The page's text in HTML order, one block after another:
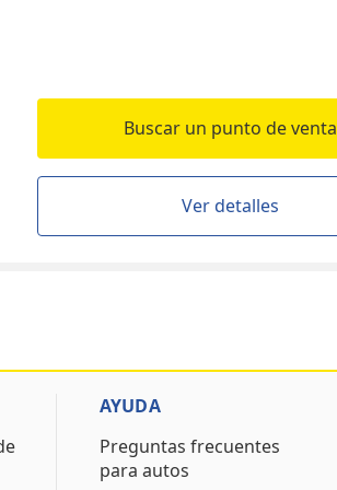
Buscar un punto de venta
Ver detalles
AYUDA
Preguntas frecuentes
para autos